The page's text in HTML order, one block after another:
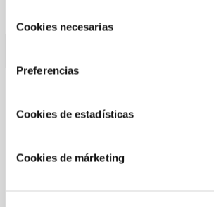
deCookies necesarias
Preferencias
Cookies de estadísticas
Cookies de márketing
agosto 2024